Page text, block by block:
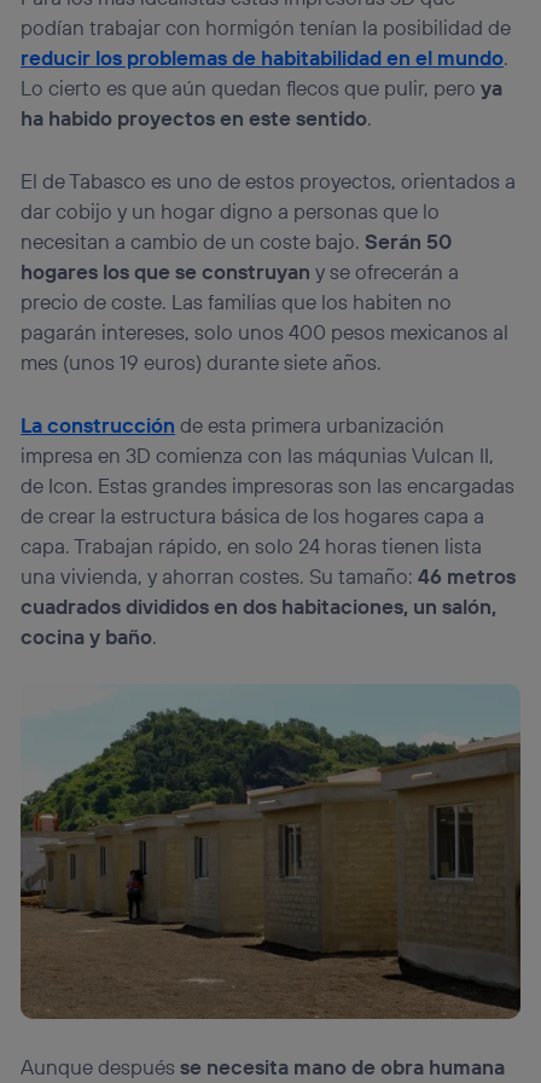
podían trabajar con hormigón tenían la posibilidad de
reducir los problemas de habitabilidad en el mundo.
Lo cierto es que aún quedan flecos que pulir, peroya
ha habido proyectos en este sentido.
El de Tabasco es uno de estos proyectos, orientados a
dar cobijo y un hogar digno a personas que lo
necesitan a cambio de un coste bajo.Serán 50
hogares los que se construyan y se ofrecerán a
precio de coste. Las familias que los habiten no
pagarán intereses, solo unos 400 pesos mexicanos al
mes (unos 19 euros) durante siete años.
La construcción de esta primera urbanización
impresa en 3D comienza con las máqunias Vulcan II,
de Icon. Estas grandes impresoras son las encargadas
de crear la estructura básica de los hogares capa a
capa. Trabajan rápido, en solo 24 horas tienen lista
una vivienda, y ahorran costes. Su tamaño:46 metros
cuadrados divididos en dos habitaciones, un salón,
cocina y baño.
Aunque despuésse necesita mano de obra humana
consienta el uso de la tecnología recibirá el mismo
identificador. Típicamente:
Si utilizas unaconexión de banda ancha(p. ej., Wi-Fi),
el marketing o análisis se realizará en función de las
actividades de navegación de los miembros del hogar
que hayan dado su consentimiento.
personalizado, ya que se basará únicamente en la
navegación del usuario del móvil.
Puedes gestionar los consentimientos Utiq seleccionando
“Administrar Utiq” en la parte inferior de esta página web o
visitando el
portal de privacidad de Utiq
(“consenthub”). Para más información, consulta
la política de privacidad de Utiq.